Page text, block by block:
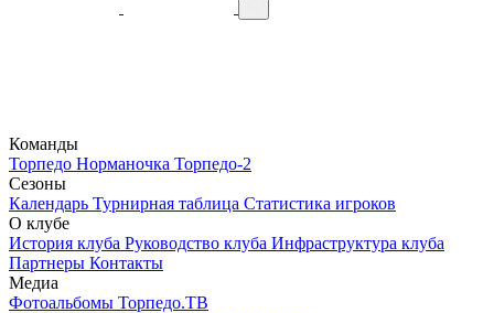
Команды
Торпедо Норманочка Торпедо-2
Сезоны
Календарь Турнирная таблица Статистика игроков
О клубе
История клуба Руководство клуба Инфраструктура клуба
Партнеры Контакты
Медиа
Фотоальбомы Торпедо.ТВ